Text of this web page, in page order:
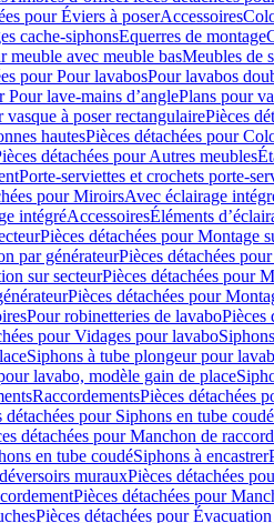
pour Éviers à poserAccessoires
cache-siphonsEquerres de montage
meuble avec meuble basMeubles de
pour Pour lavabosPour lavabos
Pour lave-mains d’anglePlans pour
vasque à poser rectangulairePièces
hautesPièces détachées pour
détachées pour Autres meubles
Porte-serviettes et crochets porte-
pour MiroirsAvec éclairage
intégréAccessoiresÉléments
Pièces détachées pour Montage
par générateurPièces détachées
sur secteurPièces détachées pour
Pièces détachées pour
Pour robinetteries de lavaboPièces
pour Vidages pour lavabo
Siphons à tube plongeur pour
lavabo, modèle gain de place
RaccordementsPièces détachées
détachées pour Siphons en tube coudé
détachées pour Manchon de
en tube coudéSiphons à encastrer
murauxPièces détachées
Pièces détachées pour
Pièces détachées pour